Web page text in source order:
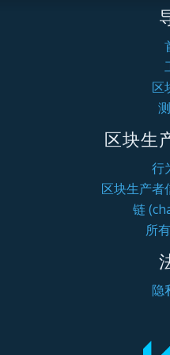
区
区块生
行
区块生产者
链
所
隐